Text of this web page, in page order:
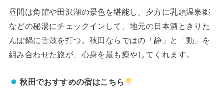
昼間は角館や田沢湖の景色を堪能し、夕方に乳頭温泉郷
などの秘湯にチェックインして、地元の日本酒ときりた
んぽ鍋に舌鼓を打つ。秋田ならではの「静」と「動」を
組み合わせた旅が、心身を最も癒やしてくれます。
秋田でおすすめの宿はこちら